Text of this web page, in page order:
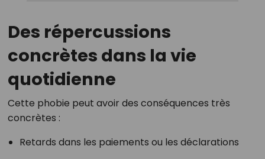
Des répercussions
concrètes dans la vie
quotidienne
Cette phobie peut avoir des conséquences très
concrètes :
Retards dans les paiements ou les déclarations